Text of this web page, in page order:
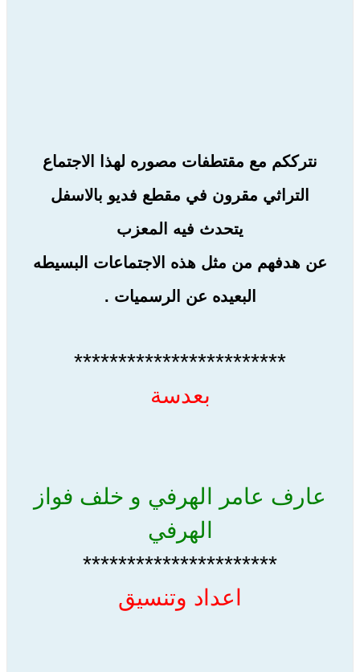
نترككم مع مقتطفات مصوره لهذا الاجتماع
التراثي مقرون في مقطع فديو بالاسفل
يتحدث فيه المعزب
عن هدفهم من مثل هذه الاجتماعات البسيطه
البعيده عن الرسميات .
************************
بعدسة
عارف عامر الهرفي و خلف فواز
الهرفي
**********************
اعداد وتنسيق